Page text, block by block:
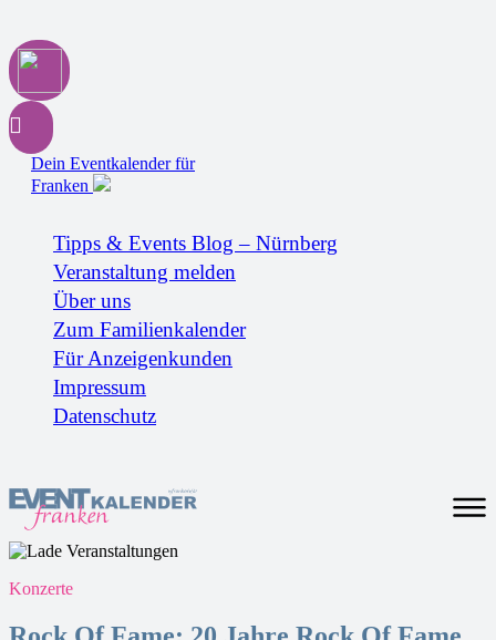
Dein Eventkalender für
Franken
Tipps & Events Blog – Nürnberg
Veranstaltung melden
Über uns
Zum Familienkalender
Für Anzeigenkunden
Impressum
Datenschutz
Konzerte